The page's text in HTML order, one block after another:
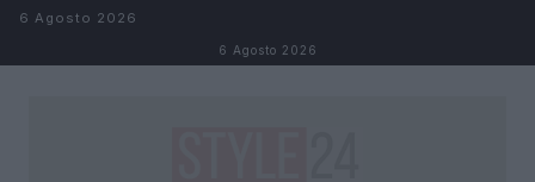
Salta al contenuto
6 Agosto 2026
6 Agosto 2026